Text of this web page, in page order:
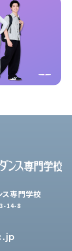
ス専門学校
14-8